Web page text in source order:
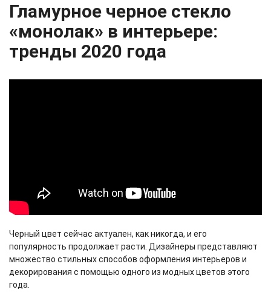
Гламурное черное стекло
«монолак» в интерьере:
тренды 2020 года
Черный цвет сейчас актуален, как никогда, и его
популярность продолжает расти. Дизайнеры представляют
множество стильных способов оформления интерьеров и
декорирования с помощью одного из модных цветов этого
года.